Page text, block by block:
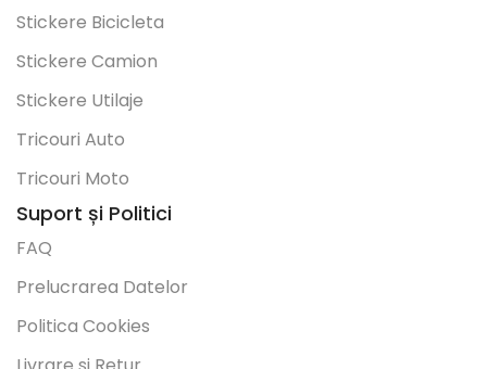
Stickere Bicicleta
Stickere Camion
Stickere Utilaje
Tricouri Auto
Tricouri Moto
Suport și Politici
FAQ
Prelucrarea Datelor
Politica Cookies